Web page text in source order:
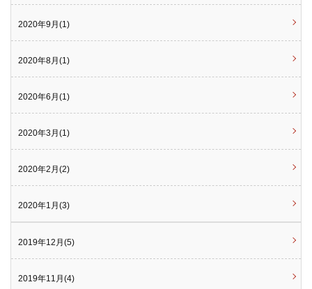
2020年9月(1)
2020年8月(1)
2020年6月(1)
2020年3月(1)
2020年2月(2)
2020年1月(3)
2019年12月(5)
2019年11月(4)